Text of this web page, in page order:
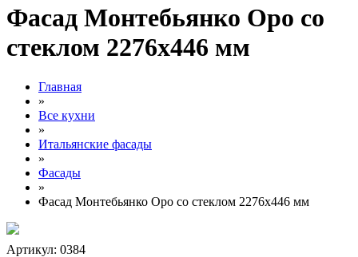
Фасад Монтебьянко Оро со
стеклом 2276х446 мм
Главная
»
Все кухни
»
Итальянские фасады
»
Фасады
»
Фасад Монтебьянко Оро со стеклом 2276х446 мм
Артикул: 0384